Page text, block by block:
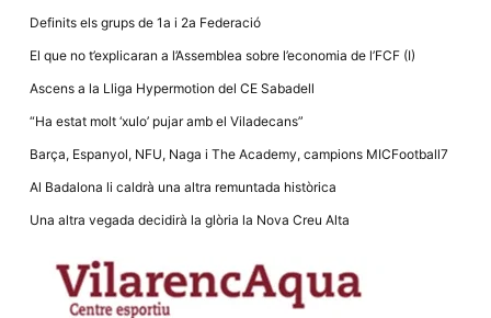
Definits els grups de 1a i 2a Federació
El que no t’explicaran a l’Assemblea sobre l’economia de l’FCF (I)
Ascens a la Lliga Hypermotion del CE Sabadell
“Ha estat molt ‘xulo’ pujar amb el Viladecans”
Barça, Espanyol, NFU, Naga i The Academy, campions MICFootball7
Al Badalona li caldrà una altra remuntada històrica
Una altra vegada decidirà la glòria la Nova Creu Alta